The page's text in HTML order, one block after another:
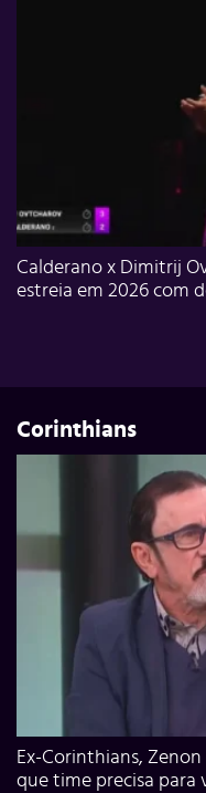
Calderano x Dimitrij
estreia em 2026 com
Corinthians
Ex-Corinthians,
que time precisa para